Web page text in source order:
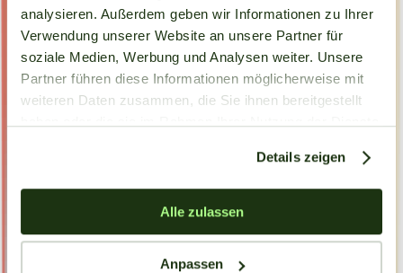
analysieren. Außerdem geben wir Informationen zu Ihrer
Verwendung unserer Website an unsere Partner für
soziale Medien, Werbung und Analysen weiter. Unsere
Partner führen diese Informationen möglicherweise mit
weiteren Daten zusammen, die Sie ihnen bereitgestellt
Details zeigen
Alle zulassen
Anpassen
Kapseln